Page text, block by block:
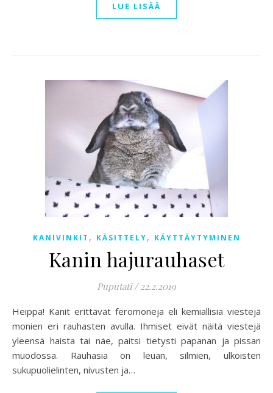
LUE LISÄÄ
KANIVINKIT , KÄSITTELY, KÄYTTÄYTYMINEN
Kanin hajurauhaset
Puputati / 22.2.2019
Heippa! Kanit erittävät feromoneja eli kemiallisia viestejä
monien eri rauhasten avulla. Ihmiset eivät näitä viestejä
yleensä haista tai näe, paitsi tietysti papanan ja pissan
muodossa. Rauhasia on leuan, silmien, ulkoisten
sukupuolielinten, nivusten ja…